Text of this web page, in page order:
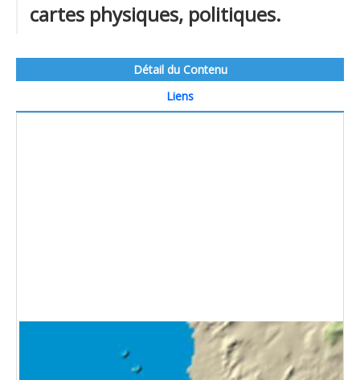
cartes physiques, politiques.
Détail du Contenu
Liens